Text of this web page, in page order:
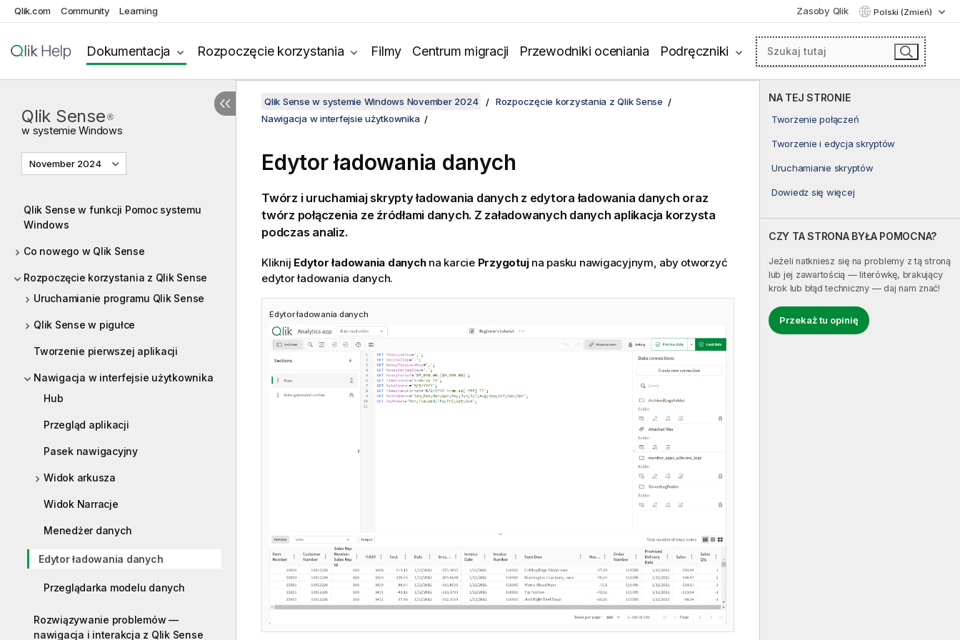
Qlik.com Community Learning Zasoby Qlik Polski (Zmień)
Dokumentacja Rozpoczęcie korzystania Filmy Centrum migracji Przewodniki oceniania Podręczniki
Qlik Sense ®
w systemieWindows
November 2024
Qlik Sense w funkcji Pomoc systemu
Windows
Co nowego w Qlik Sense
Rozpoczęcie korzystania z Qlik Sense
Uruchamianie programu Qlik Sense
Qlik Sense w pigułce
Tworzenie pierwszej aplikacji
Nawigacja w interfejsie użytkownika
Hub
Przegląd aplikacji
Pasek nawigacyjny
Widok arkusza
Widok Narracje
Menedżer danych
Edytor ładowania danych
Przeglądarka modelu danych
Rozwiązywanie problemów —
nawigacja i interakcja z Qlik Sense
NA TEJ STRONIE
Tworzenie połączeń
Tworzenie i edycja skryptów
Uruchamianie skryptów
Dowiedz się więcej
CZY TA STRONA BYŁA POMOCNA?
Jeżeli natkniesz się na problemy z tą stroną
lub jej zawartością — literówkę, brakujący
krok lub błąd techniczny — daj nam znać!
Przekaż tu opinię
Qlik Sense w systemie Windows November 2024
Rozpoczęcie korzystania z Qlik Sense
Nawigacja w interfejsie użytkownika
Edytor ładowania danych
Twórz i uruchamiaj skrypty ładowania danych z edytora ładowania danych oraz
twórz połączenia ze źródłami danych. Z załadowanych danych aplikacja korzysta
podczas analiz.
Kliknij Edytor ładowania danychna karcie Przygotujna pasku nawigacyjnym, aby otworzyć
edytor ładowania danych.
Edytor ładowania danych